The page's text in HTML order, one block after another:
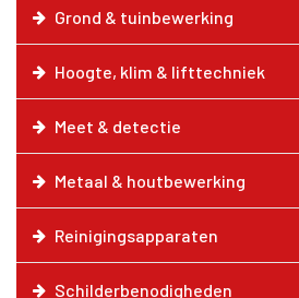
Grond & tuinbewerking
Hoogte, klim & lifttechniek
Meet & detectie
Metaal & houtbewerking
Reinigingsapparaten
Schilderbenodigheden